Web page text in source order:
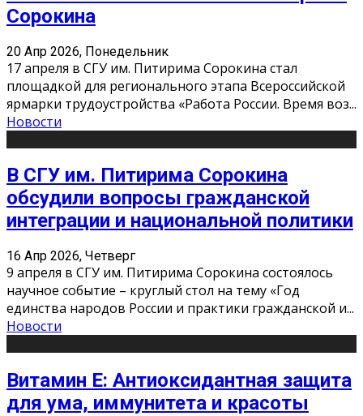
Сорокина
20 Апр 2026, Понедельник
17 апреля в СГУ им. Питирима Сорокина стал
площадкой для регионального этапа Всероссийской
ярмарки трудоустройства «Работа России. Время воз...
Новости
В СГУ им. Питирима Сорокина
обсудили вопросы гражданской
интеграции и национальной политики
16 Апр 2026, Четверг
9 апреля в СГУ им. Питирима Сорокина состоялось
научное событие – круглый стол на тему «Год
единства народов России и практики гражданской и...
Новости
Витамин Е: Антиоксидантная защита
для ума, иммунитета и красоты